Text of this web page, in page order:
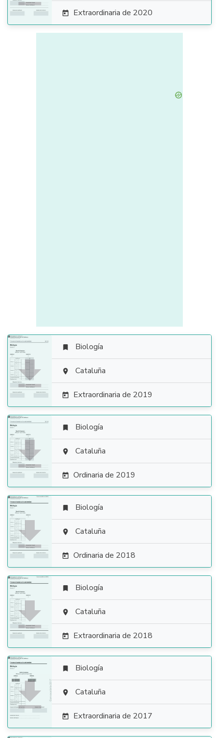
 Extraordinaria de 2020

 Biología
 Cataluña
 Extraordinaria de 2019

 Biología
 Cataluña
 Ordinaria de 2019

 Biología
 Cataluña
 Ordinaria de 2018

 Biología
 Cataluña
 Extraordinaria de 2018

 Biología
 Cataluña
 Extraordinaria de 2017